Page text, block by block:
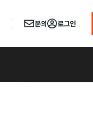
문의 로그인